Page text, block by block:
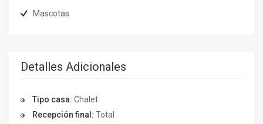
Mascotas
Detalles Adicionales
Tipo casa: Chalet
Recepción final: Total